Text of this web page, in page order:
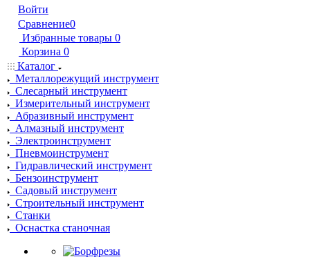
Войти
Сравнение0
Избранные товары 0
Корзина 0
Каталог
Металлорежущий инструмент
Слесарный инструмент
Измерительный инструмент
Абразивный инструмент
Алмазный инструмент
Электроинструмент
Пневмоинструмент
Гидравлический инструмент
Бензоинструмент
Садовый инструмент
Строительный инструмент
Станки
Оснастка станочная